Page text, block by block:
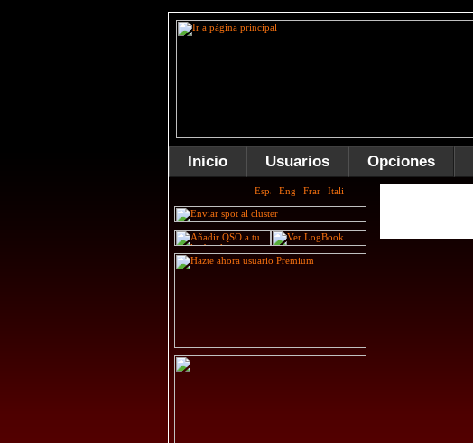
Inicio Usuarios Opciones